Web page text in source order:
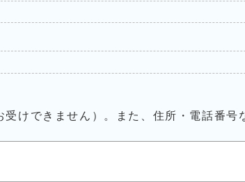
けできません）。また、住所・電話番号